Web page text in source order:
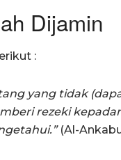
Dijamin
:
yang tidak
rezeki
(Al-